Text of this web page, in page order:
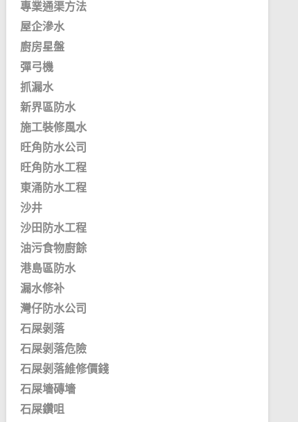
專業通渠方法
屋企滲水
廚房星盤
彈弓機
抓漏水
新界區防水
施工裝修風水
旺角防水公司
旺角防水工程
東涌防水工程
沙井
沙田防水工程
油污食物廚餘
港島區防水
漏水修补
灣仔防水公司
石屎剝落
石屎剝落危險
石屎剝落維修價錢
石屎墻磚墻
石屎鑽咀